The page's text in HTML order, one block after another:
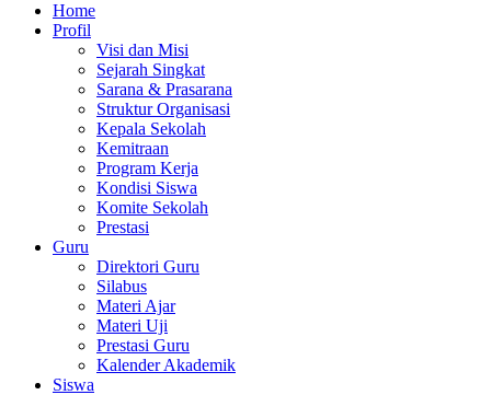
Home
Profil
Visi dan Misi
Sejarah Singkat
Sarana & Prasarana
Struktur Organisasi
Kepala Sekolah
Kemitraan
Program Kerja
Kondisi Siswa
Komite Sekolah
Prestasi
Guru
Direktori Guru
Silabus
Materi Ajar
Materi Uji
Prestasi Guru
Kalender Akademik
Siswa